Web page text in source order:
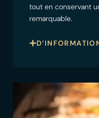
tout en conservant
remarquable.